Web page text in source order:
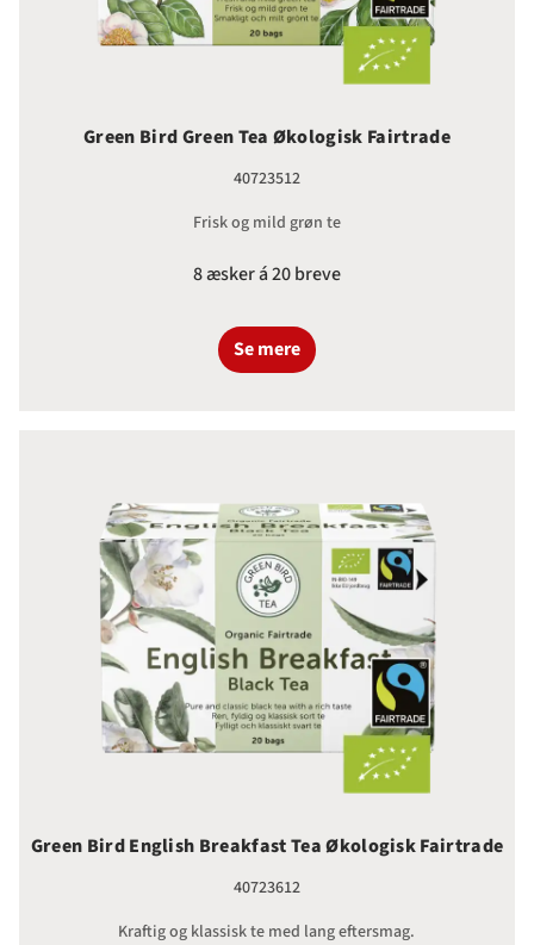
Green Bird Green Tea Økologisk Fairtrade
40723512
Frisk og mild grøn te
8 æsker á 20 breve
Se mere
Green Bird English Breakfast Tea Økologisk Fairtrade
40723612
Kraftig og klassisk te med lang eftersmag.